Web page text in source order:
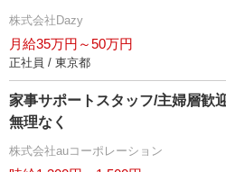
株式会社Dazy
月給35万円～50万円
正社員 / 東京都
家事サポートスタッフ/主婦層歓
無理なく
株式会社auコーポレーション